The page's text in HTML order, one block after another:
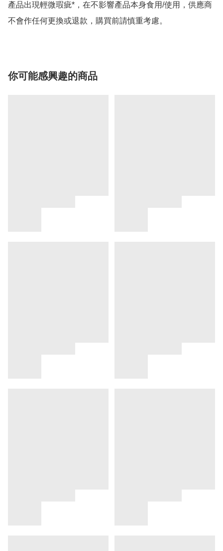
產品出現輕微瑕疵*，在不影響產品本身食用/使用，供應商
不會作任何更換或退款，購買前請慎重考慮。
你可能感興趣的商品